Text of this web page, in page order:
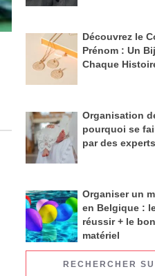
Découvrez le
Prénom : Un
Chaque
Organisation
pourquoi se
par des
Organiser un
en Belgique :
réussir + le
matériel
RECHERCHER